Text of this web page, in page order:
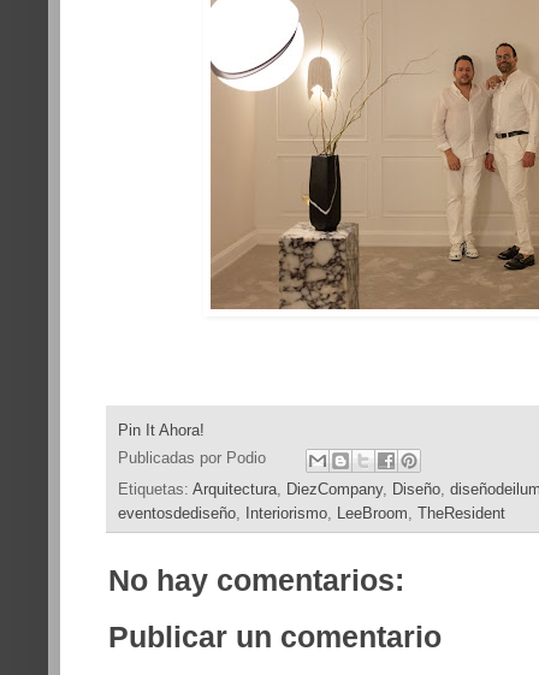
Pin It Ahora!
Publicadas por Podio
Etiquetas: Arquitectura DiezCompany, Diseño
eventosdediseño
Interiorismo LeeBroom TheResident
No hay comentarios:
Publicar un comentario